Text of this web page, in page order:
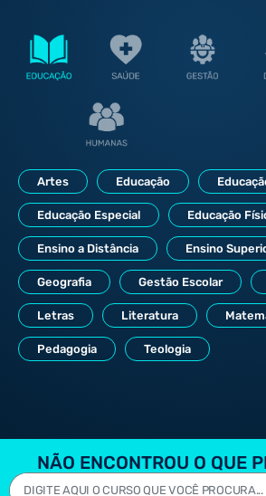
Artes Educação
Educação Especial Educação
Ensino a Distância Ensino
Geografia Gestão Escolar
Letras Literatura
Pedagogia Teologia
NÃO ENCONTROU O QUE